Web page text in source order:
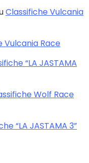
Classifiche Vulcania
Vulcania Race
“LA JASTAMA
Wolf Race
“LA JASTAMA 3”